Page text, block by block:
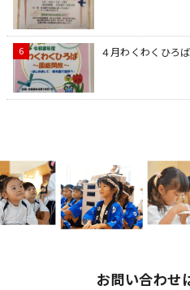
４月わくわくひろば
お問い合わせ